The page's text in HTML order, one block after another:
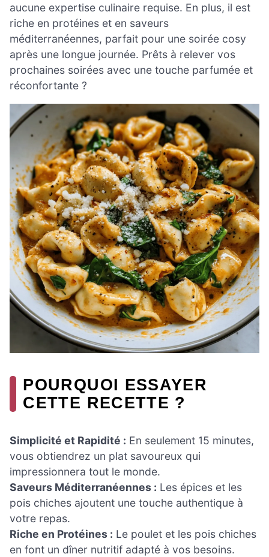
aucune expertise culinaire requise. En plus, il est
riche en protéines et en saveurs
méditerranéennes, parfait pour une soirée cosy
après une longue journée. Prêts à relever vos
prochaines soirées avec une touche parfumée et
réconfortante ?
POURQUOI ESSAYER
CETTE RECETTE ?
Simplicité et Rapidité : En seulement 15 minutes,
vous obtiendrez un plat savoureux qui
impressionnera tout le monde.
Saveurs Méditerranéennes : Les épices et les
pois chiches ajoutent une touche authentique à
votre repas.
Riche en Protéines : Le poulet et les pois chiches
en font un dîner nutritif adapté à vos besoins.